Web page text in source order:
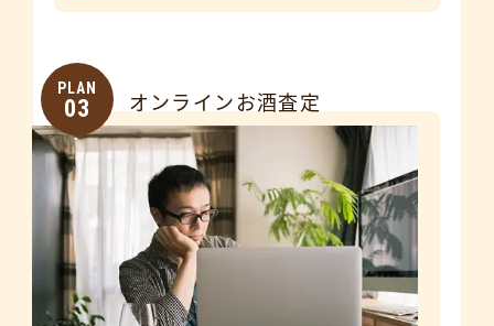
PLAN
03 オンラインお酒査定